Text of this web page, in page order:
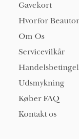
Gavekort
Hvorfor
Om Os
Servicevilkår
Udsmykning
Køber FAQ
Kontakt os